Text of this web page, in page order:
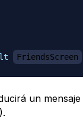
FriendsScreen
un mensaje